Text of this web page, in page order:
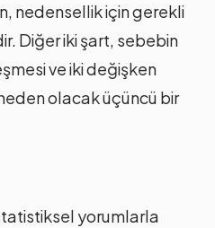
nedensellik için gerekli
Diğer iki şart, sebebin
ve iki değişken
olacak üçüncü bir
yorumlarla